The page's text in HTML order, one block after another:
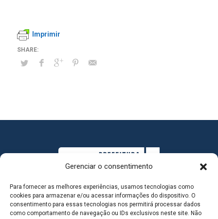
Gerenciar o consentimento
Para fornecer as melhores experiências, usamos tecnologias como
cookies para armazenar e/ou acessar informações do dispositivo. O
consentimento para essas tecnologias nos permitirá processar dados
como comportamento de navegação ou IDs exclusivos neste site. Não
Imprimir